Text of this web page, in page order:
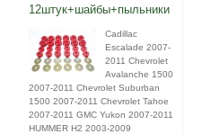
12штук+шайбы+пыльники
Cadillac
Escalade 2007-
2011 Chevrolet
Avalanche 1500
2007-2011 Chevrolet Suburban
1500 2007-2011 Chevrolet Tahoe
2007-2011 GMC Yukon 2007-2011
HUMMER H2 2003-2009